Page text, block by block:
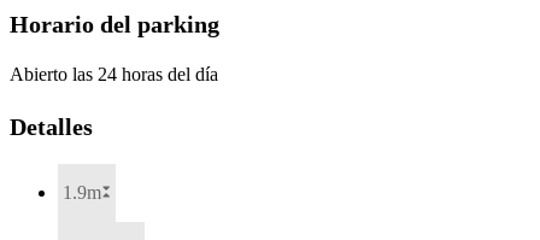
Horario del parking
Abierto las 24 horas del día
Detalles
1.9m